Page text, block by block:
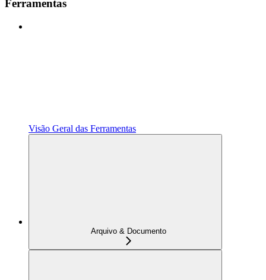
Ferramentas
Visão Geral das Ferramentas
Arquivo & Documento